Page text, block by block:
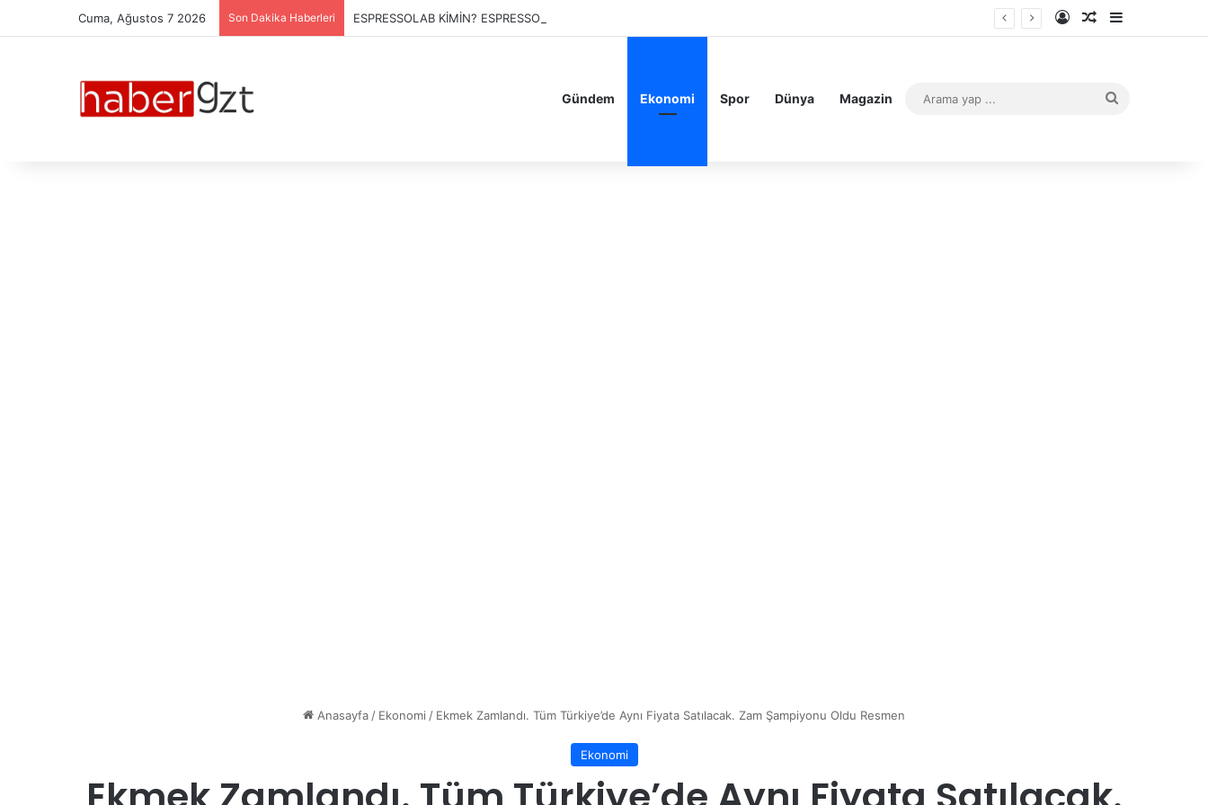
Cuma, Ağustos 7 2026 Son Dakika Haberleri ESPRESSOLAB KİMİN? ESPRESSOLAB BOYKOT MU? KAÇ ŞUBESİ VAR? Kayıt OlRastgele Makale
Kenar
Gündem Ekonomi Spor Dünya Magazin
Anasayfa / Ekonomi / Ekmek Zamlandı. Tüm Türkiye’de Aynı Fiyata Satılacak. Zam Şampiyonu Oldu Resmen
Ekonomi